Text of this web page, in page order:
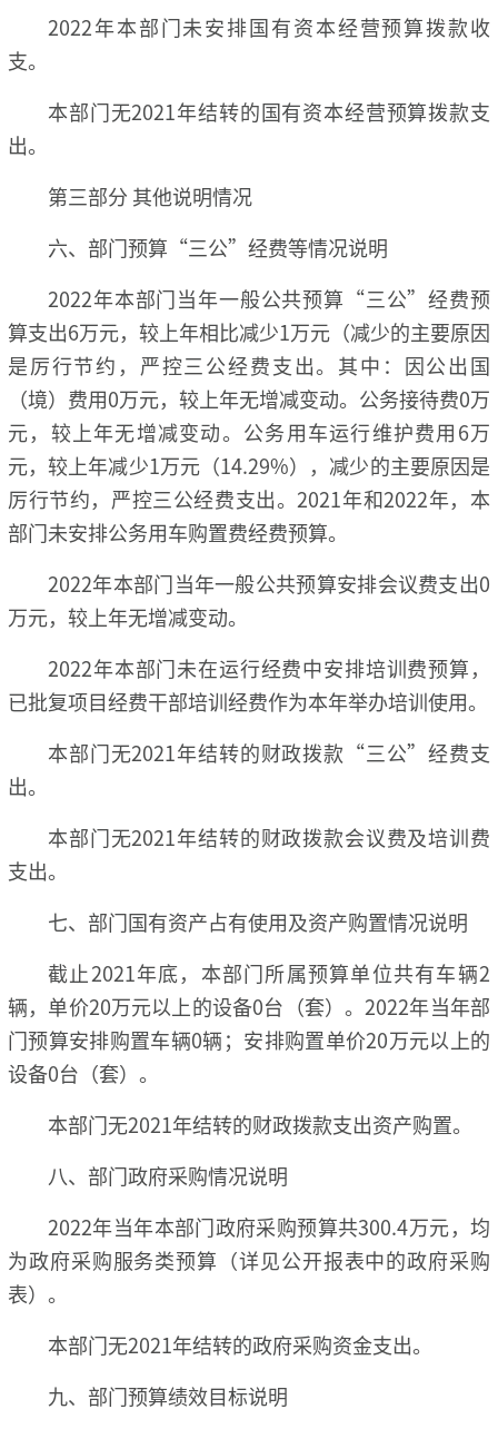
2022年本部门未安排国有资本经营预算拨款收
支。
本部门无2021年结转的国有资本经营预算拨款支
出。
第三部分 其他说明情况
六、部门预算“三公”经费等情况说明
2022年本部门当年一般公共预算“三公”经费预
算支出6万元，较上年相比减少1万元（减少的主要原因
是厉行节约，严控三公经费支出。其中：因公出国
（境）费用0万元，较上年无增减变动。公务接待费0万
元，较上年无增减变动。公务用车运行维护费用6万
元，较上年减少1万元（14.29%），减少的主要原因是
厉行节约，严控三公经费支出。2021年和2022年，本
部门未安排公务用车购置费经费预算。
2022年本部门当年一般公共预算安排会议费支出0
万元，较上年无增减变动。
2022年本部门未在运行经费中安排培训费预算，
已批复项目经费干部培训经费作为本年举办培训使用。
本部门无2021年结转的财政拨款“三公”经费支
出。
本部门无2021年结转的财政拨款会议费及培训费
支出。
七、部门国有资产占有使用及资产购置情况说明
截止2021年底，本部门所属预算单位共有车辆2
辆，单价20万元以上的设备0台（套）。2022年当年部
门预算安排购置车辆0辆；安排购置单价20万元以上的
设备0台（套）。
本部门无2021年结转的财政拨款支出资产购置。
八、部门政府采购情况说明
2022年当年本部门政府采购预算共300.4万元，均
为政府采购服务类预算（详见公开报表中的政府采购
表）。
本部门无2021年结转的政府采购资金支出。
九、部门预算绩效目标说明